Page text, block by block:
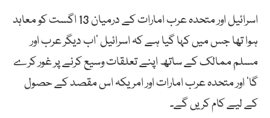
اسرائیل اور متحدہ عرب امارات کے درمیان 13 اگست کو معاہد
ہوا تھا جس میں کہا گیا ہے کہ اسرائیل ‘اب دیگر عرب اور
مسلم ممالک کے ساتھ اپنے تعلقات وسیع کرنے پر غور کرے
گا’ اور متحدہ عرب امارات اور امریکہ اس مقصد کے حصول
کے لیے کام کریں گے۔